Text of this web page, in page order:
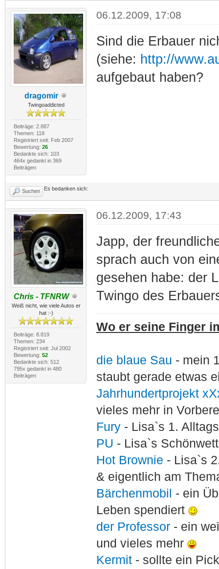
dragomir
Twingoaddicted
Beiträge: 2.887
Themen: 118
Registriert seit: Feb 2007
Bewertung: 26
Bedankte sich: 103
464x gedankt in 369
Beiträgen
06.12.2009, 17:08
Sind die Erbauer
(siehe: http://
aufgebaut haben?
Suchen Es bedanken sich:
Chris - TFNRW
Weiß nicht, wie viele Autos er
hat :-)
Beiträge: 8.819
Themen: 234
Registriert seit: Jul 2002
Bewertung: 52
Bedankte sich: 512
795x gedankt in 480
Beiträgen
06.12.2009, 17:43
Japp, der
sprach auch von
gesehen habe: der
Twingo des
Wo er seine Finger
die blaue Sau - mein
staubt gerade etwas
Jahrhundertprojekt
vieles mehr in
Fury - Lisa`s 1.
PU - Lisa`s
Hot Brownie - Lisa`s
& eigentlich am
Bärchenmobil - ein
Leben spendiert
der Professor - ein
und vieles mehr
Kermit- sollte ein